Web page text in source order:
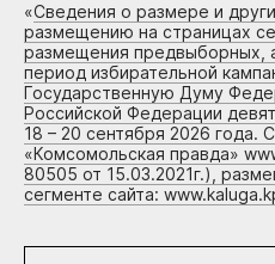
«Сведения о размере и
размещению на страницах
размещения предвыборных,
период избирательной
Государственную Думу
Российской Федерации
18 – 20 сентября 2026 года.
«Комсомольская правда»
80505 от 15.03.2021г.),
сегменте сайта: